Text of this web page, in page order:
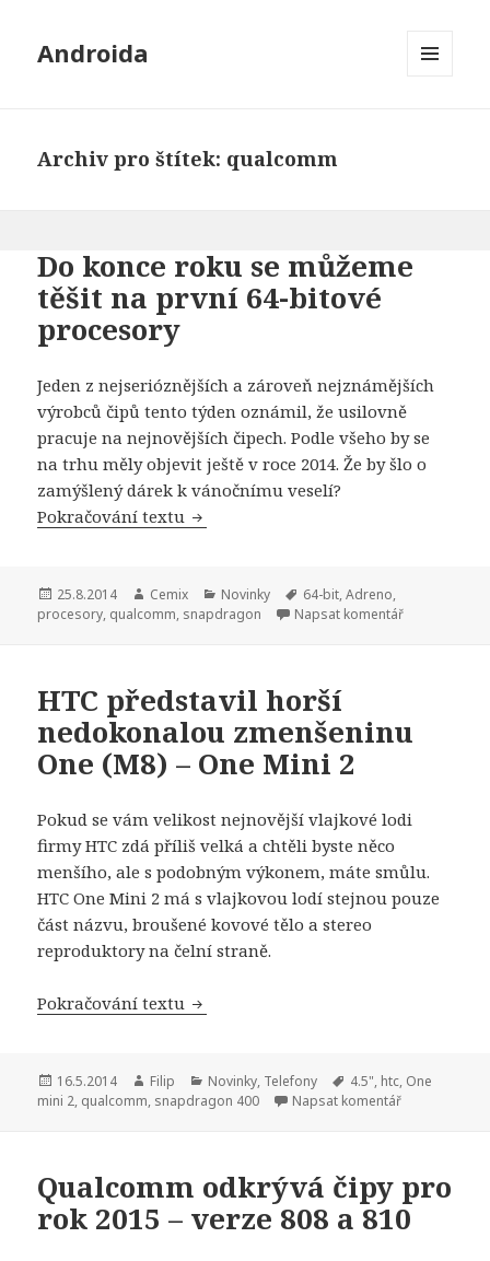
Androida
Archiv pro štítek: qualcomm
Do konce roku se můžeme
těšit na první 64-bitové
procesory
Jeden z nejserióznějších a zároveň nejznámějších
výrobců čipů tento týden oznámil, že usilovně
pracuje na nejnovějších čipech. Podle všeho by se
na trhu měly objevit ještě v roce 2014. Že by šlo o
zamýšlený dárek k vánočnímu veselí?
Pokračování textu Do konce roku se můžeme těšit na
Publikováno:
25.8.2014 Autor:
Cemix Rubriky:
Novinky Štítky:
64-bit,Adreno,
procesory, qualcomm, snapdragon Napsat komentář
HTC představil horší
nedokonalou zmenšeninu
One (M8) – One Mini 2
Pokud se vám velikost nejnovější vlajkové lodi
firmy HTC zdá příliš velká a chtěli byste něco
menšího, ale s podobným výkonem, máte smůlu.
HTC One Mini 2 má s vlajkovou lodí stejnou pouze
část názvu, broušené kovové tělo a stereo
reproduktory na čelní straně.
Pokračování textu HTC představil horší nedokonalou
Publikováno:
16.5.2014 Autor:
Filip Rubriky:
Novinky, Telefony Štítky:
4.5", htc, One
mini 2, qualcomm, snapdragon 400 Napsat komentář
Qualcomm odkrývá čipy pro
rok 2015 – verze 808 a 810